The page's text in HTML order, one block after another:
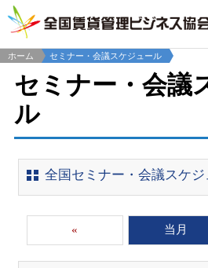
ホーム セミナー・会議スケジュール
セミナー・会議
ル
全国セミナー・会議スケ
« 当月